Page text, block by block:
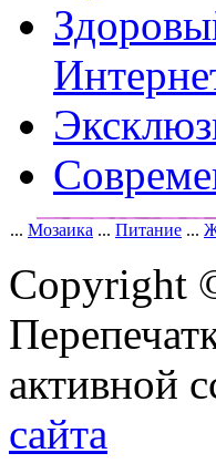
... Мозаика ... Питание ...
Copyright
активной
сайта